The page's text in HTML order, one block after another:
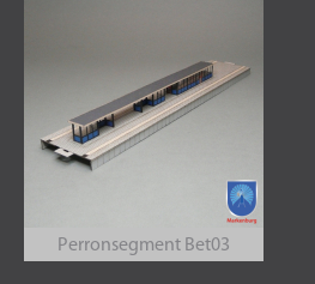
Perronsegment Bet03